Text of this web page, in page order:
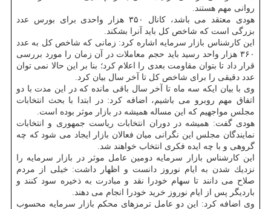
روانی مهم هستند.
هودی معتقد می باشد، كانال ۳۵۰ هزار واحدی برای بورس عدد
بزرگی است كه شاخص كل باید آنرا بشكند.
این كارشناس بازار سرمایه اشاره كرد: زمانی كه شاخص كل به عدد
۳۶۰ هزار واحد رسید باید حجم معاملات در آن زمان را مورد بررسی
قرار داد تا بتوان مقاومت بعدی را اعلام كرد؛ بنا بر این حالا نمی توان
عدد دقیقی را برای شاخص كل تا آخر سال بیان كرد.
وی با بیان ایكه سه ماه تا آخر سال باقی مانده كه در این مدت با دو
اتفاق مهم روبرو می باشیم، اضافه كرد: در ابتدا با بحث انتخابات
مجلس مواجهیم كه این مساله همیشه در بازار موثر بوده است.
هودی گفت: همیشه در دوران انتخابات ریاست جمهوری و انتخابات
نمایندگان مجلس این نگرانی میان فعالان بازار ایجاد می شود كه چه
گروهی و با چه ایده فكری انتخاب خواهند شد.
این كارشناس بازار سرمایه دومین عامل موثر در بازار سرمایه را
نزدیك شدن به ایام نوروز دانست و اظهار داشت: خیلی از مردم
صلاح می دانند تا سهام خودرا نقد و مبادرت به ذخیره سود كنند و
باردیگر پس از ایام نوروز خرید خودرا انجام می دهند.
وی اضافه كرد: این دو عامل ترمزهای محكم بازار سرمایه محسوب